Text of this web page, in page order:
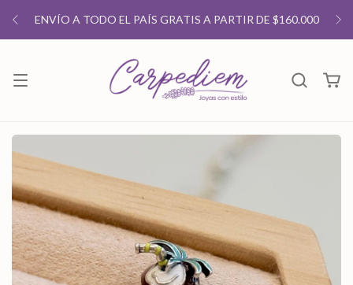
ENVÍO A TODO EL PAÍS GRATIS A PARTIR DE $160.000